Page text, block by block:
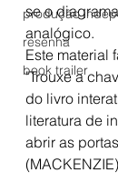
produção
resenha
book trailer
se o
analógico.
Este material
"Trouxe a
do livro
literatura de
abrir as